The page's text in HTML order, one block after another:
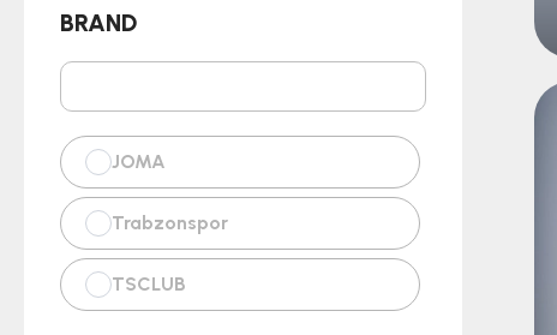
BRAND
JOMA
Trabzonspor
TSCLUB